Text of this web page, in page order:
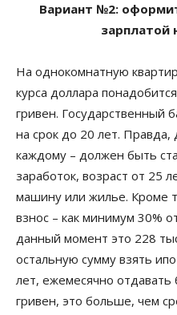
Вариант №2:
зарплатой
На однокомнатную
курса доллара
гривен. Государственный
на срок до 20 лет. Правда,
каждому – должен быть
заработок, возраст от 25
машину или жилье. Кроме
взнос – как минимум 30%
данный момент это 228
остальную сумму взять
лет, ежемесячно отдавать
гривен, это больше, чем